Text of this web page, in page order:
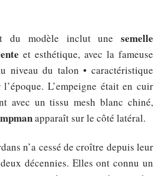
du modèle inclut une semelle
et esthétique, avec la fameuse
niveau du talon • caractéristique
L’empeigne était en cuir
avec un tissu mesh blanc chiné,
apparaît sur le côté latéral.
n’a cessé de croître depuis leur
décennies. Elles ont connu un